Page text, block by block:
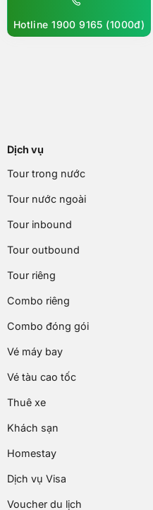
Hotline 1900 9165 (1000đ)
Dịch vụ
Tour trong nước
Tour nước ngoài
Tour inbound
Tour outbound
Tour riêng
Combo riêng
Combo đóng gói
Vé máy bay
Vé tàu cao tốc
Thuê xe
Khách sạn
Homestay
Dịch vụ Visa
Voucher du lịch